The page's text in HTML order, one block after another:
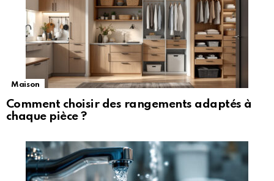
Maison
Comment choisir des rangements adaptés à
chaque pièce ?